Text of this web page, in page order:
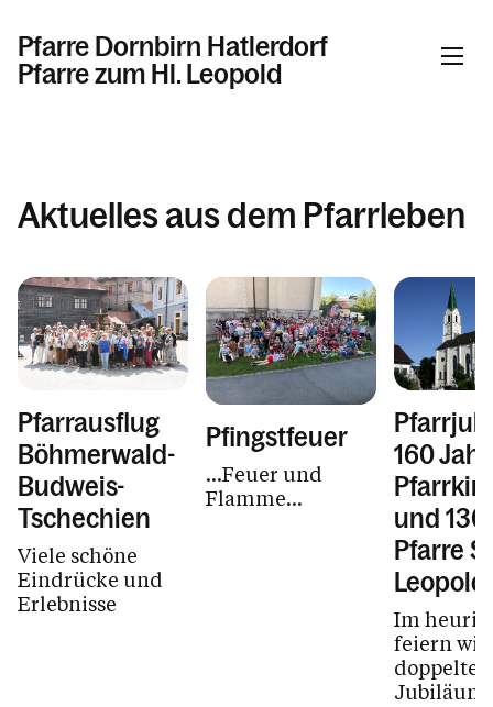
Pfarre Dornbirn Hatlerdorf
Pfarre zum Hl. Leopold
Aktuelles
Tod / Beerdigung / Trauer
Ehrenamt/Dienstpläne/Arbeitskreise
Kinder / Jugend / Familie
Spiritualität
Kirche und Kapellen
Pfarrheim/Vermietung
Fotogalerie
Aktuelles aus dem Pfarrleben
Pfarrausflug
Böhmerwald-
Budweis-
Tschechien
Viele schöne
Eindrücke und
Erlebnisse
Pfingstfeuer
...Feuer und
Flamme...
160
und 130
Pfarre
Leopold
Im
feiern wir
doppeltes
Jubiläum: